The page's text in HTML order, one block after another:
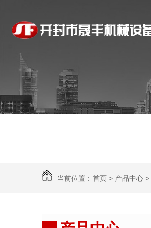
当前位置： 首页 > 产品中心 >